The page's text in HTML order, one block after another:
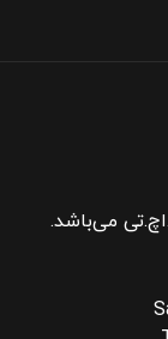
می‌باشد.